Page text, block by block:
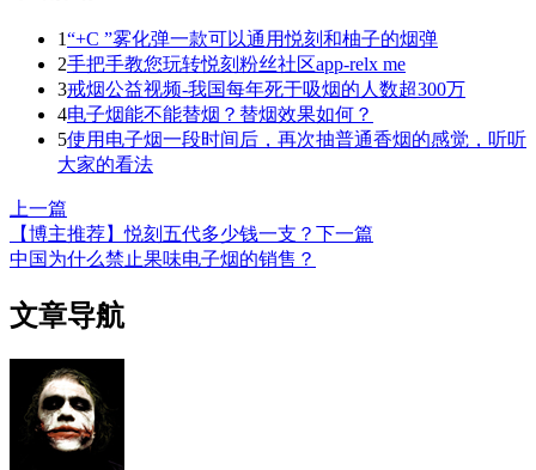
1“+C ”雾化弹一款可以通用悦刻和柚子的烟弹
2手把手教您玩转悦刻粉丝社区app-relx me
3戒烟公益视频-我国每年死于吸烟的人数超300万
4电子烟能不能替烟？替烟效果如何？
5使用电子烟一段时间后，再次抽普通香烟的感觉，听听
大家的看法
上一篇
【博主推荐】悦刻五代多少钱一支？ 下一篇
中国为什么禁止果味电子烟的销售？
文章导航